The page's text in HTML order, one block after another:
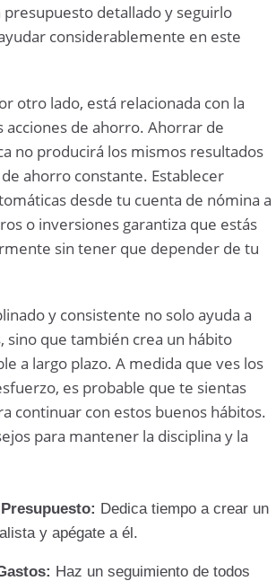
detallado y seguirlo
considerablemente en este
otro lado, está relacionada con la
acciones de ahorro. Ahorrar de
no producirá los mismos resultados
ahorro constante. Establecer
desde tu cuenta de nómina a
o inversiones garantiza que estás
sin tener que depender de tu
y consistente no solo ayuda a
sino que también crea un hábito
a largo plazo. A medida que ves los
es probable que te sientas
continuar con estos buenos hábitos.
para mantener la disciplina y la
Dedica tiempo a crear un
y apégate a él.
Haz un seguimiento de todos